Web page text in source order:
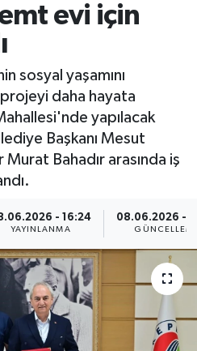
evi için
sosyal yaşamını
daha hayata
yapılacak
Başkanı Mesut
Bahadır arasında iş
- 16:24
YAYINLANMA
08.06.2026 -